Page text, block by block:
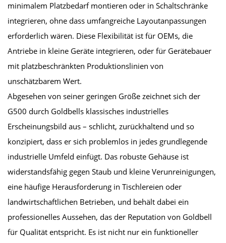
minimalem Platzbedarf montieren oder in Schaltschränke
integrieren, ohne dass umfangreiche Layoutanpassungen
erforderlich wären. Diese Flexibilität ist für OEMs, die
Antriebe in kleine Geräte integrieren, oder für Gerätebauer
mit platzbeschränkten Produktionslinien von
unschätzbarem Wert.
Abgesehen von seiner geringen Größe zeichnet sich der
G500 durch Goldbells klassisches industrielles
Erscheinungsbild aus – schlicht, zurückhaltend und so
konzipiert, dass er sich problemlos in jedes grundlegende
industrielle Umfeld einfügt. Das robuste Gehäuse ist
widerstandsfähig gegen Staub und kleine Verunreinigungen,
eine häufige Herausforderung in Tischlereien oder
landwirtschaftlichen Betrieben, und behält dabei ein
professionelles Aussehen, das der Reputation von Goldbell
für Qualität entspricht. Es ist nicht nur ein funktioneller